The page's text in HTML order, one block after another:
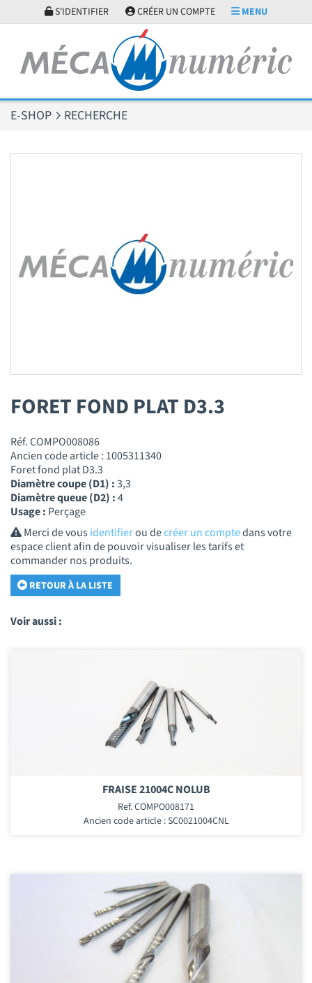
S'IDENTIFIER CRÉER UN COMPTE MENU
E-SHOP RECHERCHE
FORET FOND PLAT D3.3
Réf. COMPO008086
Ancien code article : 1005311340
Foret fond plat D3.3
Diamètre coupe (D1) :3,3
Diamètre queue (D2) :4
Usage : Perçage
Merci de vousidentifierou decréer un comptedans votre
espace client afin de pouvoir visualiser les tarifs et
commander nos produits.
RETOUR À LA LISTE
Voir aussi :
FRAISE 21004C NOLUB
Ref. COMPO008171
Ancien code article : SC0021004CNL
Panneau de gestion des cookies